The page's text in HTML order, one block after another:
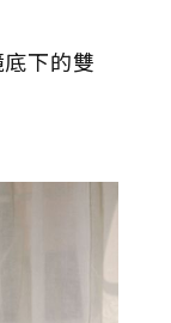
下的雙